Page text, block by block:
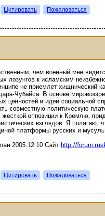
Цитировать Пожаловаться
чем военный мне
лозунгов к исламским
не приемлет хищнический
Чубайса. В основе
ценностей и идеи социальной
совместную политическую
жесткой оппозиции к Кремлю,
взглядов. Я
платформы русских и
2005.12.10 Сайт http://
Цитировать Пожаловаться